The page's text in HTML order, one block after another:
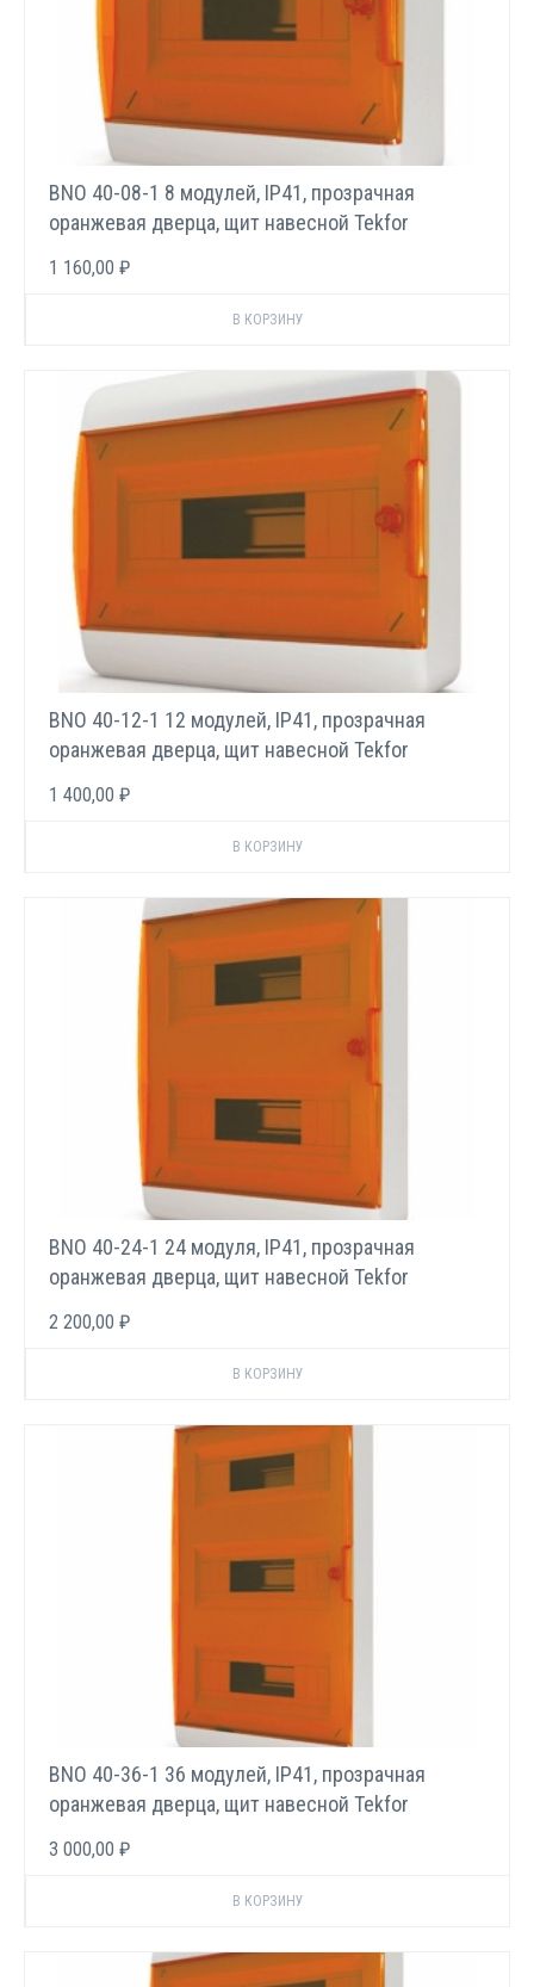
BNO 40-08-1 8 модулей, IP41, прозрачная
оранжевая дверца, щит навесной Tekfor
1 160,00 ₽
BNO 40-12-1 12 модулей, IP41, прозрачная
оранжевая дверца, щит навесной Tekfor
1 400,00 ₽
BNO 40-24-1 24 модуля, IP41, прозрачная
оранжевая дверца, щит навесной Tekfor
2 200,00 ₽
BNO 40-36-1 36 модулей, IP41, прозрачная
оранжевая дверца, щит навесной Tekfor
3 000,00 ₽